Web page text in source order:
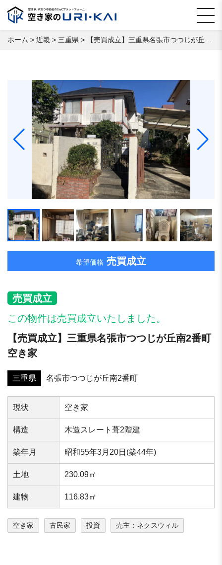
ホーム > 近畿 > 三重県 > 【売買成立】三重県名張市つつじが丘南2番町 空き家
希望価格 売買成立
売買成立
この物件は売買成立いたしました。
【売買成立】三重県名張市つつじが丘南2番町
空き家
三重県 名張市つつじが丘南2番町
現状 空き家
構造 木造スレート葺2階建
築年⽉ 昭和55年3月20日(築44年)
⼟地 230.09㎡
建物 116.83㎡
空き家 古民家 投資 売主：ネクスウィル